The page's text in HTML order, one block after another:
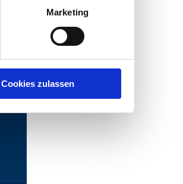
Marketing
Cookies zulassen